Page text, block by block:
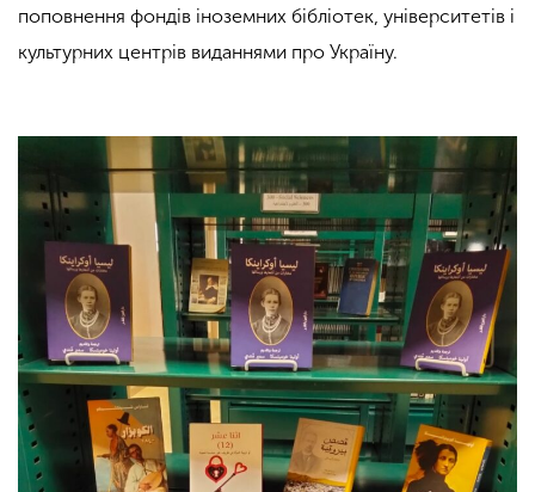
поповнення фондів іноземних бібліотек, університетів і
культурних центрів виданнями про Україну.